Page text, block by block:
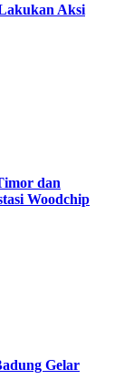
Aksi
dan
Woodchip
Gelar